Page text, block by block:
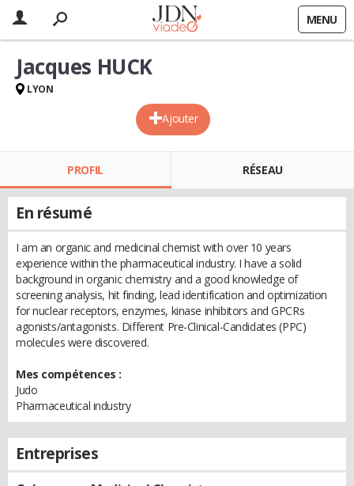
MENU
Ajouter
Jacques HUCK
LYON
PROFIL RÉSEAU
En résumé
I am an organic and medicinal chemist with over 10 years
experience within the pharmaceutical industry. I have a solid
background in organic chemistry and a good knowledge of
screening analysis, hit finding, lead identification and optimization
for nuclear receptors, enzymes, kinase inhibitors and GPCRs
agonists/antagonists. Different Pre-Clinical-Candidates (PPC)
molecules were discovered.
Mes compétences :
Judo
Pharmaceutical industry
Entreprises